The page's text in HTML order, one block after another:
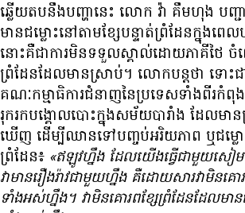
ឆ្លើយ​តប​នឹង​បញ្ហា​នេះ លោក វ៉ា គឹមហុង បញ្ជ
មាន​ជម្លោះ​នៅ​តាម​ខ្សែ​បន្ទាត់​ព្រំដែន​ក្នុង​ពេល​ប
នោះ​គឺ​ជា​ការ​មិន​ទទួល​ស្គាល់​ដោយ​ភាគី​ថៃ ចំ
ព្រំដែន​ដែល​មាន​ស្រាប់។ លោក​បន្ត​ថា ទោះ​
គណៈកម្មាធិការ​ជំនាញ​នៃ​ប្រទេស​ទាំង​ពីរ​កំពុង​
រុករក​បង្គោល​បោះ​ក្នុង​សម័យ​បារាំង ដែល​មាន​
ឃើញ ដើម្បី​ឈាន​ទៅ​បញ្ចប់​អរិយភាព ឬ​ជម្ល
ព្រំដែន៖ «ឥឡូវ​ហ្នឹង ដែល​យើង​ធ្វើ​ជាមួយ​ស
វា​មាន​រឿងរ៉ាវ​ជាមួយ​ហ្នឹង គឺ​ដោយ​សារ​វា​មិន​គោ
ទាំង​អស់​ហ្នឹង។ វា​មិន​គោរព​ខ្សែ​ព្រំដែន​ដែល​មា